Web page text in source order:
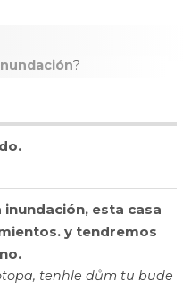
?
esta casa
y tendremos
tenhle dům tu bude